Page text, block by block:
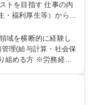
指す 仕事の内
・福利厚生等）からお
範囲を広げ、組織運
経営推進等をお任せ
験を積んでいただき
【総
るゼネラリストを目
域を横断的に経験し
組める方 ※労務経験
怠管理など）の経験